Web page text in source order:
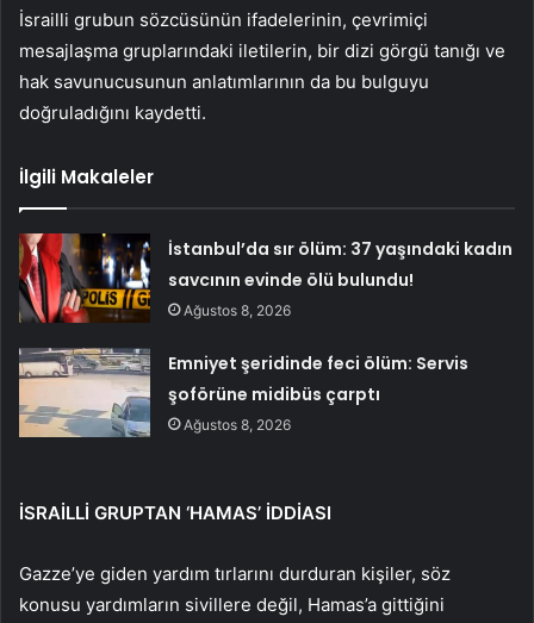
İsrailli grubun sözcüsünün ifadelerinin, çevrimiçi
mesajlaşma gruplarındaki iletilerin, bir dizi görgü tanığı ve
hak savunucusunun anlatımlarının da bu bulguyu
doğruladığını kaydetti.
İlgili Makaleler
İstanbul’da sır ölüm: 37 yaşındaki kadın
savcının evinde ölü bulundu!
Ağustos 8, 2026
Emniyet şeridinde feci ölüm: Servis
şoförüne midibüs çarptı
Ağustos 8, 2026
İSRAİLLİ GRUPTAN ‘HAMAS’ İDDİASI
Gazze’ye giden yardım tırlarını durduran kişiler, söz
konusu yardımların sivillere değil, Hamas’a gittiğini